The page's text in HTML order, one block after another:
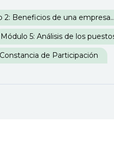
Módulo 2: Beneficios de una empresa inclusiva
Constancia de Participación